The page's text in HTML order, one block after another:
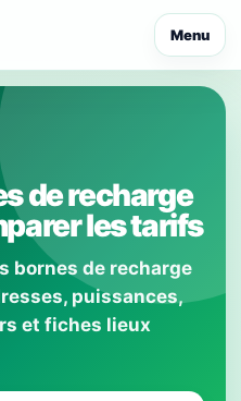
Menu
de recharge
les tarifs
bornes de recharge
puissances,
et fiches lieux